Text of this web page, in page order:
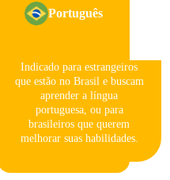
Português
Indicado para estrangeiros
que estão no Brasil e buscam
aprender a língua
portuguesa, ou para
brasileiros que querem
melhorar suas habilidades.